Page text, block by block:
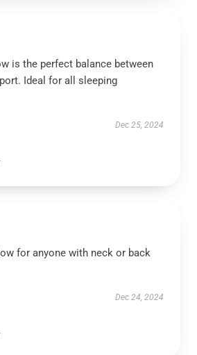
is the perfect balance between
Ideal for all sleeping
Dec 25, 2024
for anyone with neck or back
Dec 24, 2024